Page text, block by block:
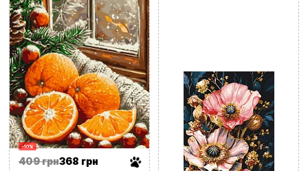
-10%
409 грн368 грн